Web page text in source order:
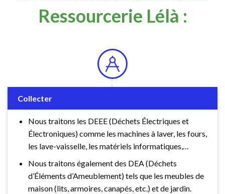
Ressourcerie Lélà :
Collecter
Nous traitons les DEEE (Déchets Électriques et
Électroniques) comme les machines à laver, les fours,
les lave-vaisselle, les matériels informatiques,…
Nous traitons également des DEA (Déchets
d’Éléments d’Ameublement) tels que les meubles de
maison (lits, armoires, canapés, etc.) et de jardin.